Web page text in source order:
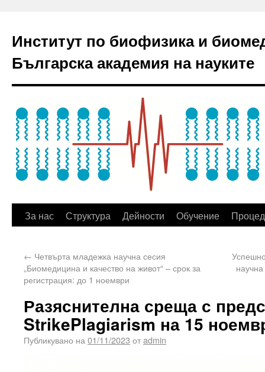
Институт по биофизика и
Българска академия на науките
За нас Структура Дейности Обучение
← Четвърта младежка научна сесия
„Биомедицина и качество на живот“ – срок за
регистрация: до 1 ноември
Разяснителна среща с
StrikePlagiarism на 15
Публикувано на 01/11/2023 отadmin